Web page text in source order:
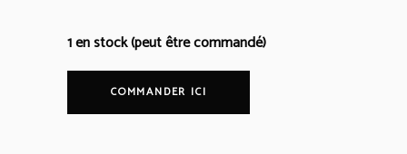
1 en stock (peut être commandé)
COMMANDER ICI